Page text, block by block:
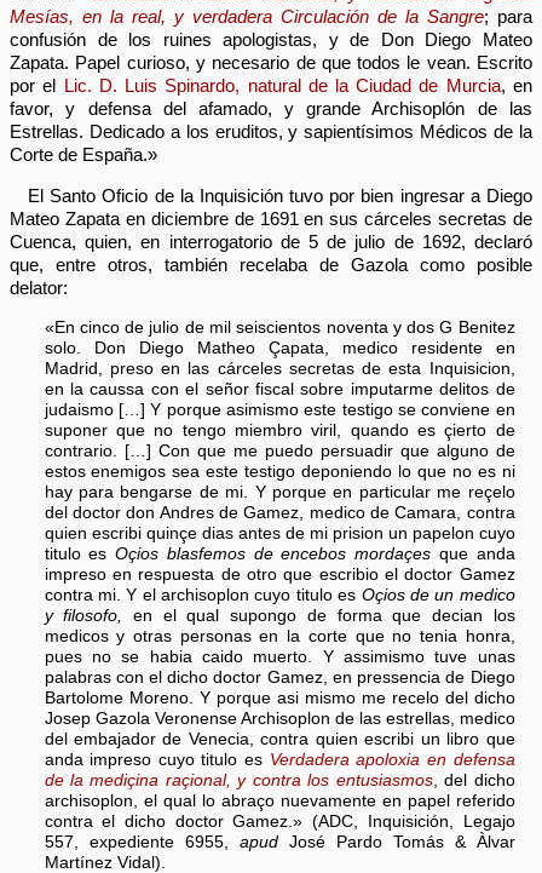
Mesías, en la real, y verdadera Circulación de la Sangre; para
confusión de los ruines apologistas, y de Don Diego Mateo
Zapata. Papel curioso, y necesario de que todos le vean. Escrito
por el Lic. D. Luis Spinardo, natural de la Ciudad de Murcia, en
favor, y defensa del afamado, y grande Archisoplón de las
Estrellas. Dedicado a los eruditos, y sapientísimos Médicos de la
Corte de España.»
El Santo Oficio de la Inquisición tuvo por bien ingresar a Diego
Mateo Zapata en diciembre de 1691 en sus cárceles secretas de
Cuenca, quien, en interrogatorio de 5 de julio de 1692, declaró
que, entre otros, también recelaba de Gazola como posible
delator:
«En cinco de julio de mil seiscientos noventa y dos G Benitez
solo. Don Diego Matheo Çapata, medico residente en
Madrid, preso en las cárceles secretas de esta Inquisicion,
en la caussa con el señor fiscal sobre imputarme delitos de
judaismo […] Y porque asimismo este testigo se conviene en
suponer que no tengo miembro viril, quando es çierto de
contrario. […] Con que me puedo persuadir que alguno de
estos enemigos sea este testigo deponiendo lo que no es ni
hay para bengarse de mi. Y porque en particular me reçelo
del doctor don Andres de Gamez, medico de Camara, contra
quien escribi quinçe dias antes de mi prision un papelon cuyo
titulo esOçios blasfemos de encebos mordaçes que anda
impreso en respuesta de otro que escribio el doctor Gamez
contra mi. Y el archisoplon cuyo titulo es Oçios de un medico
y filosofo,
en el qual supongo de forma que decian los
medicos y otras personas en la corte que no tenia honra,
pues no se habia caido muerto. Y assimismo tuve unas
palabras con el dicho doctor Gamez, en pressencia de Diego
Bartolome Moreno. Y porque asi mismo me recelo del dicho
Josep Gazola Veronense Archisoplon de las estrellas, medico
del embajador de Venecia, contra quien escribi un libro que
anda impreso cuyo titulo es Verdadera apoloxia en defensa
de la mediçina raçional, y contra los entusiasmos, del dicho
archisoplon, el qual lo abraço nuevamente en papel referido
contra el dicho doctor Gamez.» (ADC, Inquisición, Legajo
557, expediente 6955, apudJosé Pardo Tomás & Àlvar
Martínez Vidal).